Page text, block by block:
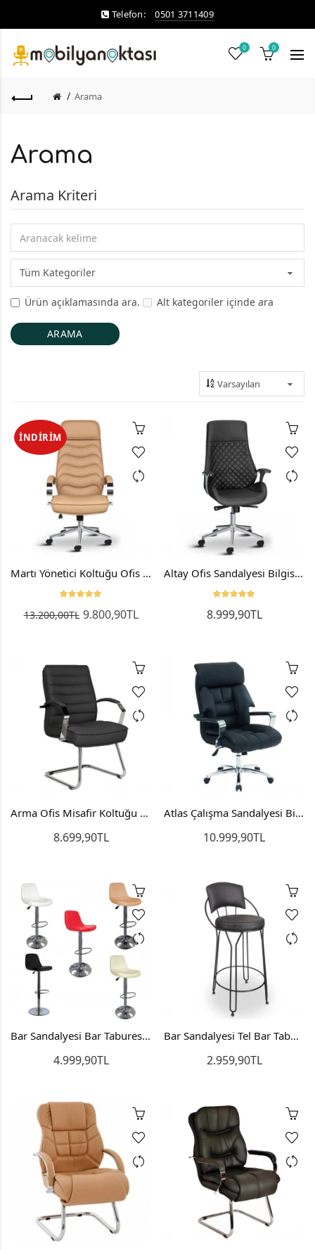
Telefon: 0501 3711409
0 0
Arama
Arama
Arama Kriteri
Ürün açıklamasında ara. Alt kategoriler içinde ara
İNDIRIM
Martı Yönetici Koltuğu Ofis Sandalyesi Müdür Koltuğu
13.200,00TL 9.800,90TL
Altay Ofis Sandalyesi Bilgisayar Çalışma Sandalyesi
8.999,90TL
Arma Ofis Misafir Koltuğu Bekleme Sandalyesi U Ayak
8.699,90TL
Atlas Çalışma Sandalyesi Bilgisayar Koltuğu Personel Koltuğu
10.999,90TL
Bar Sandalyesi Bar Taburesi Miyon Mutfak Sandalyesi
4.999,90TL
Bar Sandalyesi Tel Bar Taburesi İstanbul Bar Tabure Mutfak Sandalyesi
2.959,90TL